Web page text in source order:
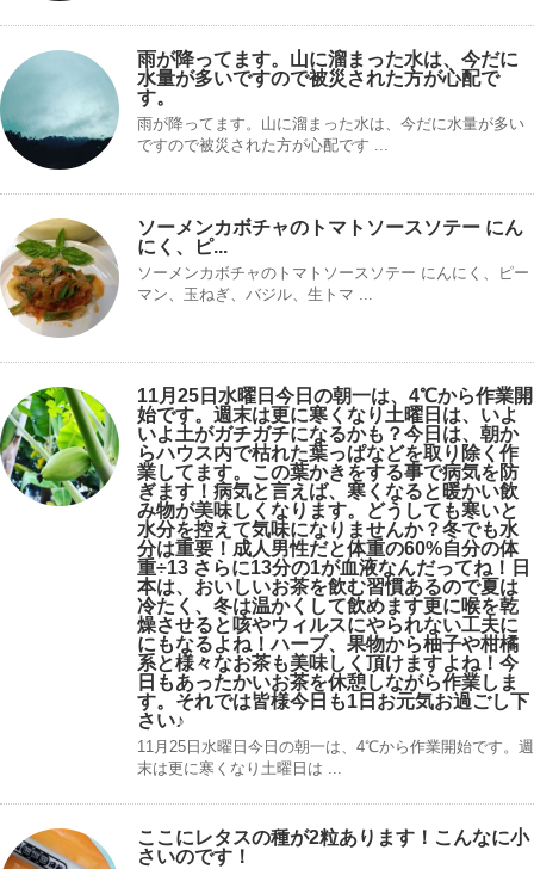
雨が降ってます。山に溜まった水は、今だに
水量が多いですので被災された方が心配で
す。
雨が降ってます。山に溜まった水は、今だに水量が多い
ですので被災された方が心配です ...
ソーメンカボチャのトマトソースソテー にん
にく、ピ...
ソーメンカボチャのトマトソースソテー にんにく、ピー
マン、玉ねぎ、バジル、生トマ ...
11月25日水曜日今日の朝一は、4℃から作業開
始です。週末は更に寒くなり土曜日は、いよ
いよ土がガチガチになるかも？今日は、朝か
らハウス内で枯れた葉っぱなどを取り除く作
業してます。この葉かきをする事で病気を防
ぎます！病気と言えば、寒くなると暖かい飲
み物が美味しくなります。どうしても寒いと
水分を控えて気味になりませんか？冬でも水
分は重要！成人男性だと体重の60%自分の体
重÷13 さらに13分の1が血液なんだってね！日
本は、おいしいお茶を飲む習慣あるので夏は
冷たく、冬は温かくして飲めます更に喉を乾
燥させると咳やウィルスにやられない工夫に
にもなるよね！ハーブ、果物から柚子や柑橘
系と様々なお茶も美味しく頂けますよね！今
日もあったかいお茶を休憩しながら作業しま
す。それでは皆様今日も1日お元気お過ごし下
さい♪
11月25日水曜日今日の朝一は、4℃から作業開始です。週
末は更に寒くなり土曜日は ...
ここにレタスの種が2粒あります！こんなに小
さいのです！